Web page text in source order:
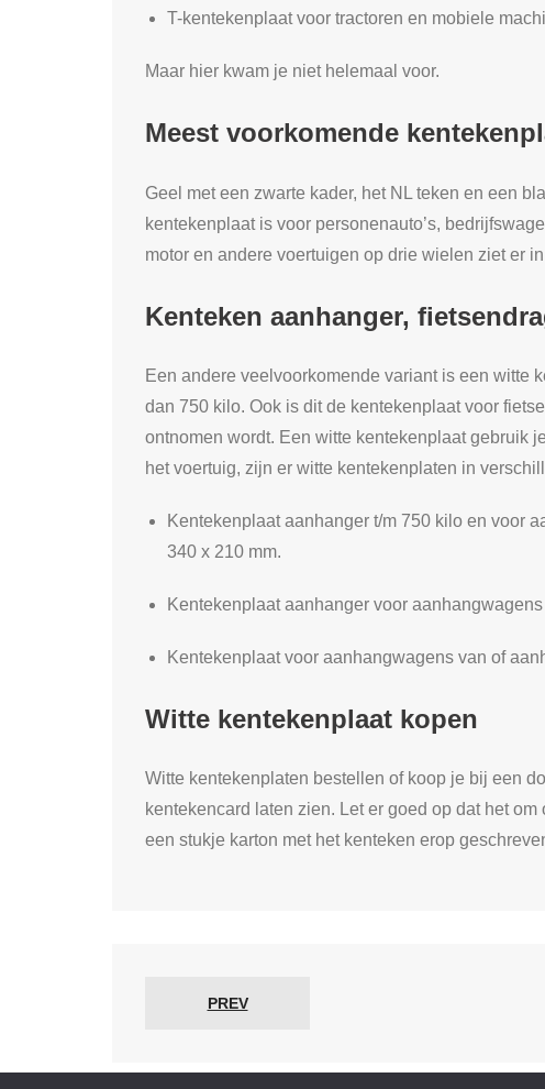
T-kentekenplaat voor tractoren en mobiele
Maar hier kwam je niet helemaal voor.
Meest voorkomende
Geel met een zwarte kader, het NL teken en een
kentekenplaat is voor personenauto’s,
motor en andere voertuigen op drie wielen ziet er
Kenteken aanhanger,
Een andere veelvoorkomende variant is een witte
dan 750 kilo. Ook is dit de kentekenplaat voor
ontnomen wordt. Een witte kentekenplaat gebruik
het voertuig, zijn er witte kentekenplaten in
Kentekenplaat aanhanger t/m 750 kilo en voor
340 x 210 mm.
Kentekenplaat aanhanger voor
Kentekenplaat voor aanhangwagens van of
Witte kentekenplaat kopen
Witte kentekenplaten bestellen of koop je bij een
kentekencard laten zien. Let er goed op dat het
een stukje karton met het kenteken erop
PREV